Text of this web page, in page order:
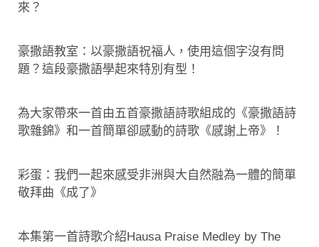
來？
豪撒語教室：以豪撒語祝福人，使用這個字沒有問
題？這段豪撒語學起來特別有型！
為大家帶來一首由五首豪撒語詩歌組成的《豪撒語詩
歌雜錦》和一首簡單卻感動的詩歌《感謝上帝》！
彩蛋：我們一起來感受非洲與大自然融為一體的簡單
敬拜曲《成了》
本集第一首詩歌介紹Hausa Praise Medley by The